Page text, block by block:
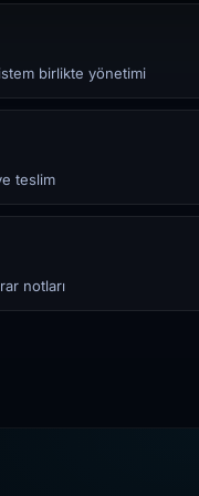
birlikte yönetimi
teslim
notları